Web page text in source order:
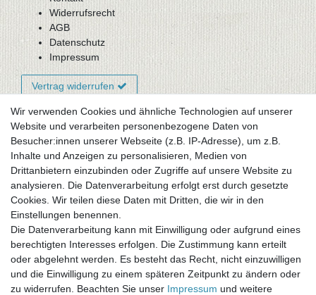
Widerrufsrecht
AGB
Datenschutz
Impressum
Vertrag widerrufen
Newsletter-Anmeldung
FAQ / Fragen
Mein Warenkorb
Mein Merkzettel
Mein Konto
UNSER LADENGESCHÄFT
Gottlieb-Daimler-Str. 10
33334 Gütersloh
ÖFFNUNGSZEITEN
Wir verwenden Cookies und ähnliche Technologien auf unserer
Website und verarbeiten personenbezogene Daten von
Besucher:innen unserer Webseite (z.B. IP-Adresse), um z.B.
Inhalte und Anzeigen zu personalisieren, Medien von
Drittanbietern einzubinden oder Zugriffe auf unsere Website zu
analysieren. Die Datenverarbeitung erfolgt erst durch gesetzte
Cookies. Wir teilen diese Daten mit Dritten, die wir in den
Einstellungen benennen.
Die Datenverarbeitung kann mit Einwilligung oder aufgrund eines
berechtigten Interesses erfolgen. Die Zustimmung kann erteilt
oder abgelehnt werden. Es besteht das Recht, nicht einzuwilligen
und die Einwilligung zu einem späteren Zeitpunkt zu ändern oder
zu widerrufen. Beachten Sie unser Impressum und weitere